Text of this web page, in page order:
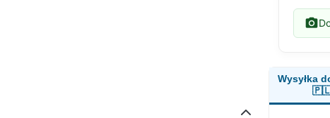
photo_camera
Wysyłka